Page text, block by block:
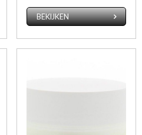
BEKIJKEN